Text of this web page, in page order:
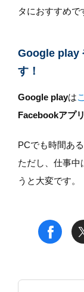
タにおすすめで
Google play
す！
Google playは
Facebookアプリ
PCでも時間ある
ただし、仕事中
うと大変です。
f